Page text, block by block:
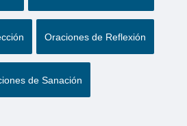
Oraciones de Reflexión
de Sanación